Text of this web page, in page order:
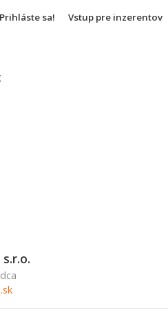
Prihláste sa! Vstup pre inzerentov
s.r.o.